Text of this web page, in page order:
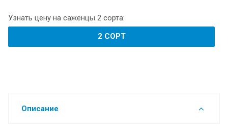
Узнать цену на саженцы 2 сорта:
2 СОРТ
Описание